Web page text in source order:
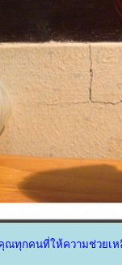
ณทุกคนที่ให้ความช่วยเห